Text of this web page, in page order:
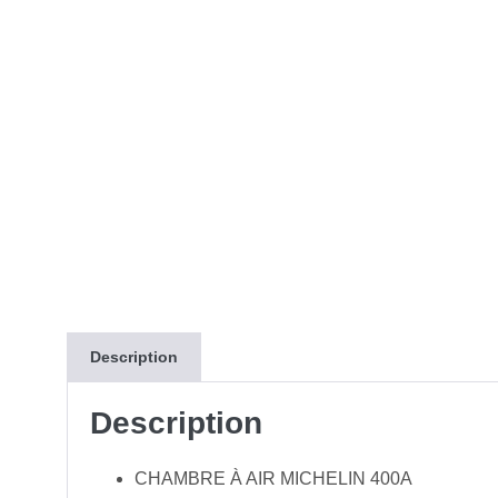
Description
Description
CHAMBRE À AIR MICHELIN 400A